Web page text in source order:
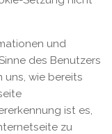
und
des Benutzers
uns, wie bereits
ist es,
zu